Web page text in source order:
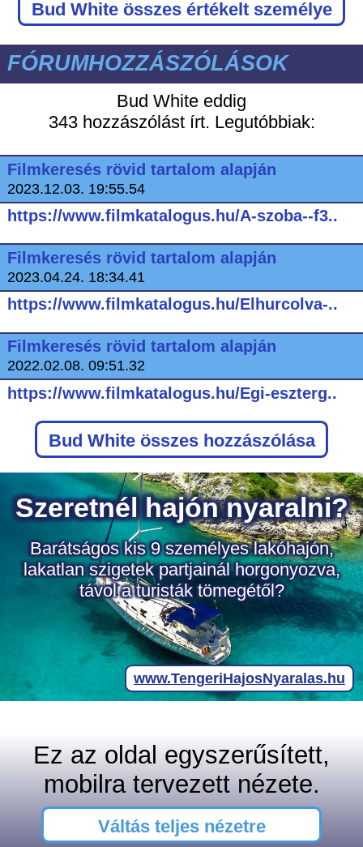
Bud White összes értékelt személye
FÓRUMHOZZÁSZÓLÁSOK
Bud White eddig
343 hozzászólást írt. Legutóbbiak:
Filmkeresés rövid tartalom alapján
2023.12.03. 19:55.54
https://www.filmkatalogus.hu/A-szoba--f3..
Filmkeresés rövid tartalom alapján
2023.04.24. 18:34.41
https://www.filmkatalogus.hu/Elhurcolva-..
Filmkeresés rövid tartalom alapján
2022.02.08. 09:51.32
https://www.filmkatalogus.hu/Egi-eszterg..
Bud White összes hozzászólása
Ez az oldal egyszerűsített,
mobilra tervezett nézete.
Váltás teljes nézetre